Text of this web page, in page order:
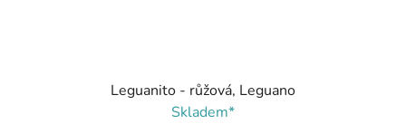
Leguanito - růžová, Leguano
Skladem*